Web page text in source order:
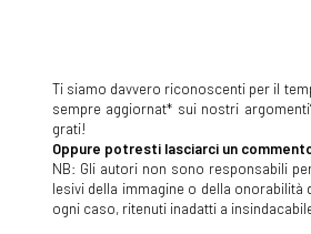
Ti siamo davvero riconoscenti per il
sempre aggiornat* sui nostri
grati!
Oppure potresti lasciarci un
NB: Gli autori non sono responsabili
lesivi della immagine o della
ogni caso, ritenuti inadatti a